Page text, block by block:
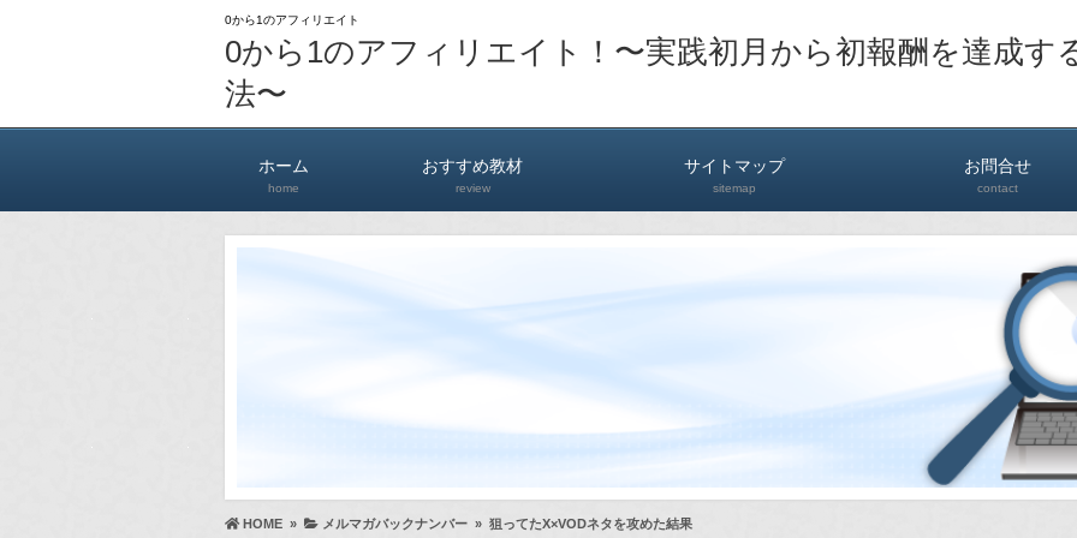
0から1のアフィリエイト
0から1のアフィリエイト！〜実践初月から初報酬を達成す
法〜
ホーム
home
おすすめ教材
review
サイトマップ
sitemap
お問合せ
contact
HOME » メルマガバックナンバー » 狙ってたX×VODネタを攻めた結果